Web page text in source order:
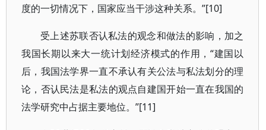
度的一切情况下，国家应当干涉这种关系。”[10]
受上述苏联否认私法的观念和做法的影响，加之
我国长期以来大一统计划经济模式的作用，“建国以
后，我国法学界一直不承认有关公法与私法划分的理
论，否认民法是私法的观点自建国开始一直在我国的
法学研究中占据主要地位。”[11]